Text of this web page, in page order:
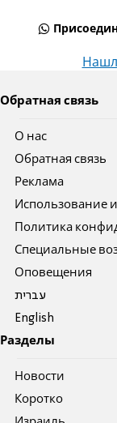
Обратная связь
О нас
Обратная связь
Реклама
Использование
Политика
Специальные
Оповещения
עברית
English
Разделы
Новости
Коротко